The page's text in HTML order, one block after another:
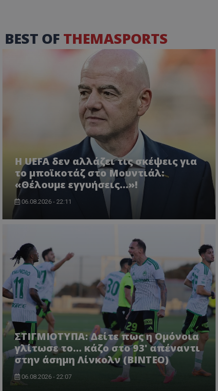
BEST OF THEMASPORTS
Η UEFA δεν αλλάζει τις σκέψεις για
το μποϊκοτάζ στο Μουντιάλ:
«Θέλουμε εγγυήσεις...»!
06.08.2026 - 22:11
ΣΤΙΓΜΙΟΤΥΠΑ: Δείτε πως η Ομόνοια
γλίτωσε το... κάζο στο 93' απέναντι
στην άσημη Λίνκολν (ΒΙΝΤΕΟ)
06.08.2026 - 22:07